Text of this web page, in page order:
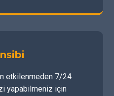
etkilenmeden 7/24
yapabilmeniz için